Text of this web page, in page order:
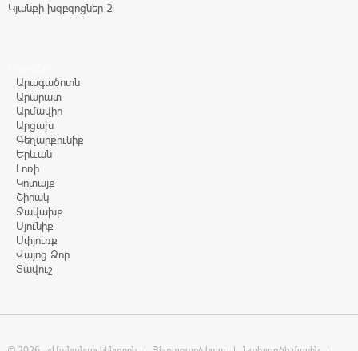
Կյանքի խզբզոցներ 2
Արագածոտն
Արարատ
Արմավիր
Արցախ
Գեղարքունիք
Երևան
Լոռի
Կոտայք
Շիրակ
Ջավախք
Սյունիք
Սփյուռք
Վայոց Ձոր
Տավուշ